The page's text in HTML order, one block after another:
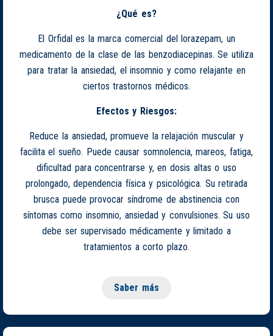
¿Qué es?
El Orfidal es la marca comercial del lorazepam, un
medicamento de la clase de las benzodiacepinas. Se utiliza
para tratar la ansiedad, el insomnio y como relajante en
ciertos trastornos médicos.
Efectos y Riesgos:
Reduce la ansiedad, promueve la relajación muscular y
facilita el sueño. Puede causar somnolencia, mareos, fatiga,
dificultad para concentrarse y, en dosis altas o uso
prolongado, dependencia física y psicológica. Su retirada
brusca puede provocar síndrome de abstinencia con
síntomas como insomnio, ansiedad y convulsiones. Su uso
debe ser supervisado médicamente y limitado a
tratamientos a corto plazo.
Saber más